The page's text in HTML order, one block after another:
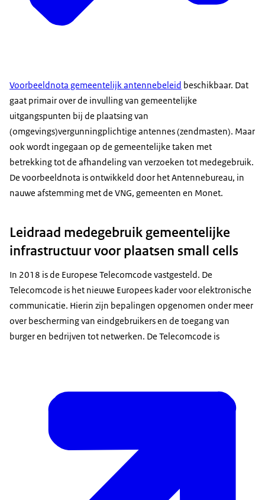
Voorbeeldnota gemeentelijk antennebeleid beschikbaar. Dat
gaat primair over de invulling van gemeentelijke
uitgangspunten bij de plaatsing van
(omgevings)vergunningplichtige antennes (zendmasten). Maar
ook wordt ingegaan op de gemeentelijke taken met
betrekking tot de afhandeling van verzoeken tot medegebruik.
De voorbeeldnota is ontwikkeld door het Antennebureau, in
nauwe afstemming met de VNG, gemeenten en Monet.
Leidraad medegebruik gemeentelijke
infrastructuur voor plaatsen small cells
In 2018 is de Europese Telecomcode vastgesteld. De
Telecomcode is het nieuwe Europees kader voor elektronische
communicatie. Hierin zijn bepalingen opgenomen onder meer
over bescherming van eindgebruikers en de toegang van
burger en bedrijven tot netwerken. De Telecomcode is